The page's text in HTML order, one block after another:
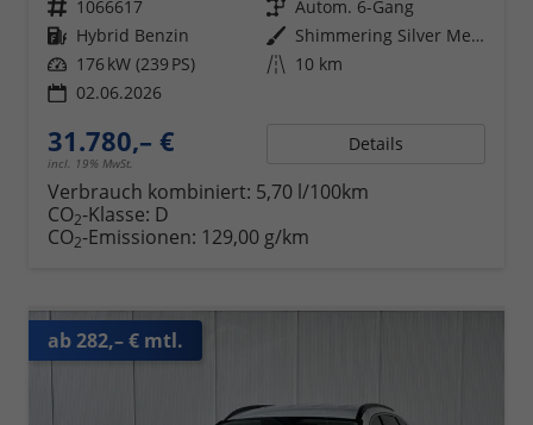
Fahrzeugnr. 1066617 Getriebe Autom. 6-Gang
Kraftstoff Hybrid Benzin Außenfarbe
Shimmering Silver Metallic
Leistung 176 kW (239 PS) Kilometerstand 10 km
02.06.2026
31.780,– €
incl. 19% MwSt.
Details
Verbrauch kombiniert: 5,70 l/100km
CO2-Klasse: D
CO2-Emissionen: 129,00 g/km
ab 282,– € mtl.